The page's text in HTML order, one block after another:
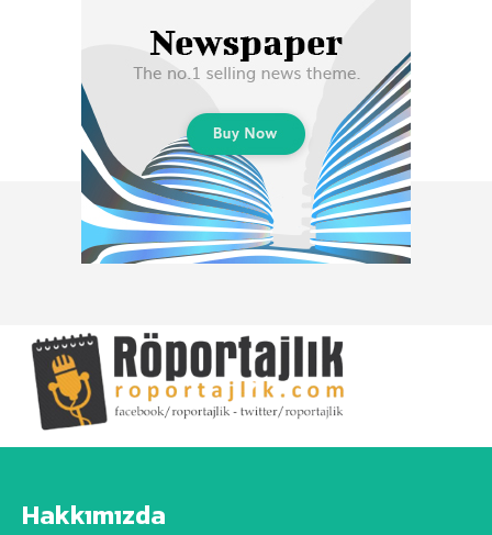
Hakkımızda